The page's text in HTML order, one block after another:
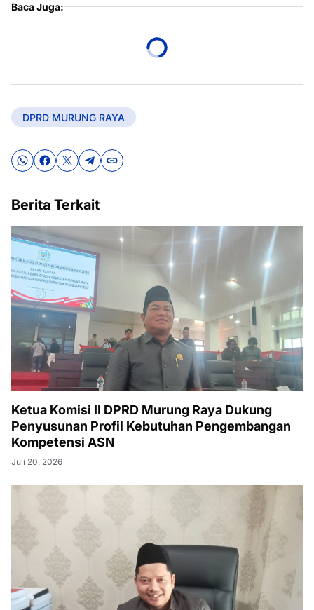
Baca Juga:
DPRD MURUNG RAYA
Berita Terkait
Ketua Komisi II DPRD Murung Raya Dukung
Penyusunan Profil Kebutuhan Pengembangan
Kompetensi ASN
Juli 20, 2026